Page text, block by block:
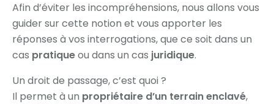
Afin d’éviter les incompréhensions, nous allons vous
guider sur cette notion et vous apporter les
réponses à vos interrogations, que ce soit dans un
cas pratiqueou dans un cas juridique.
Un droit de passage, c’est quoi ?
Il permet à un propriétaire d’un terrain enclavé,